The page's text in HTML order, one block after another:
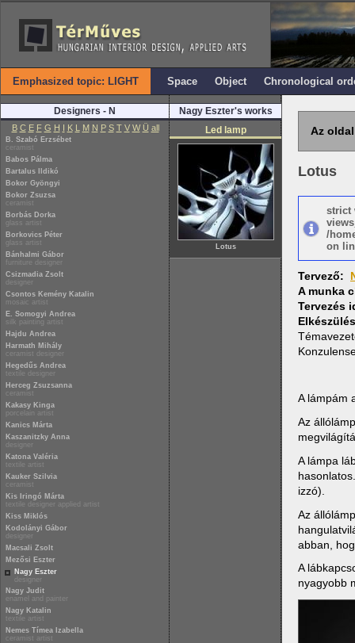
Emphasized topic: LIGHT Space Object Chronological
Designers - N
B C E F G H I K L M N P S T V W Ü all
B. Szabó Erzsébet
ceramist
Babos Pálma
Bartalus Ildikó
Bokor Gyöngyi
Bokor Zsuzsa
ceramist
Borbás Dorka
glass artist
Borkovics Péter
glass artist
Bánhalmi Gábor
furniture designer
Csizmadia Zsolt
designer
Csontos Kemény Katalin
mosaic artist
E. Somogyi Andrea
silk painting artist
Hajdu Andrea
Harmath Mihály
ceramist designer
Hegedűs Andrea
textile designer
Herceg Zsuzsanna
ceramist
Kakasy Kinga
porcelain artist
Kanics Márta
Kaszanitzky Anna
designer
Katona Valéria
textile artist
Kauker Szilvia
ceramist
Kis Iringó Márta
textile designer applied artist
Kiss Miklós
Kodolányi Gábor
designer
Macsali Zsolt
Mezősi Eszter
Nagy Eszter
designer
Nagy Judit
enamel and painter
Nagy Katalin
textile artist
Nemes Tímea Izabella
ceramist artist
Nagy Eszter's works
Led lamp
Lotus
Az
Lotus
strict
/
on
Tervező:
A munka
Tervezés
A lámpám
Az
A lámpa
izzó).
Az
abban,
A
nyagyobb